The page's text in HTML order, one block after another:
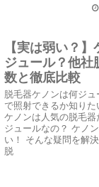
【実は弱い？
ジュール？他
数と徹底比較
脱毛器ケノンは何ジュ
で照射できるか知りた
ケノンは人気の脱毛
ジュールなの？ ケノ
い！ そんな疑問を解
脱